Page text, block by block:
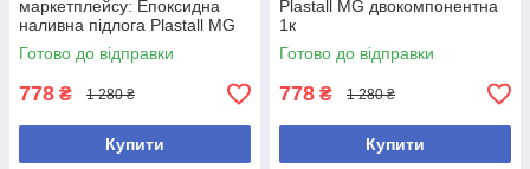
маркетплейсу: Епоксидна
наливна підлога Plastall MG
двокомпонентна для бетону
сіра Чому саме так: -
Готово до відправки
778 ₴ 1 280 ₴
Купити
Plastall MG двокомпонентна
1к
Готово до відправки
778 ₴ 1 280 ₴
Купити